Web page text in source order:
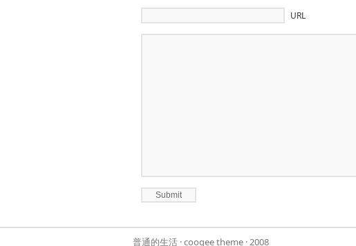
URL
普通的生活 ·coogee theme · 2008